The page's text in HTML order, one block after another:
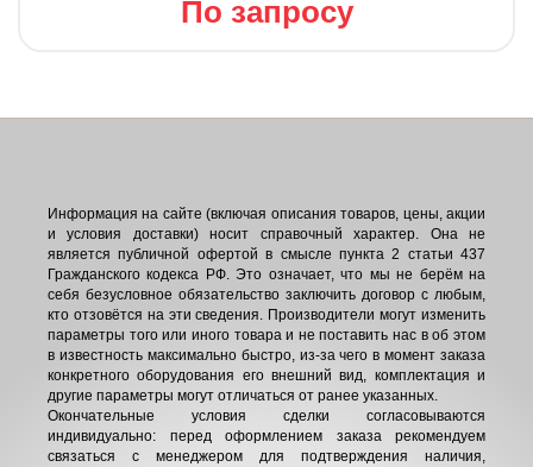
По запросу
Информация на сайте (включая описания товаров, цены, акции
и условия доставки) носит справочный характер. Она не
является публичной офертой в смысле пункта 2 статьи 437
Гражданского кодекса РФ. Это означает, что мы не берём на
себя безусловное обязательство заключить договор с любым,
кто отзовётся на эти сведения. Производители могут изменить
параметры того или иного товара и не поставить нас в об этом
в известность максимально быстро, из-за чего в момент заказа
конкретного оборудования его внешний вид, комплектация и
другие параметры могут отличаться от ранее указанных.
Окончательные условия сделки согласовываются
индивидуально: перед оформлением заказа рекомендуем
связаться с менеджером для подтверждения наличия,